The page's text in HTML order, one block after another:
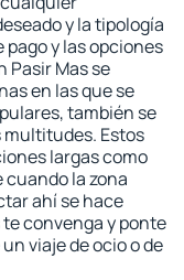
y la tipología
y las opciones
Pasir Mas se
en las que se
también se
Estos
largas como
la zona
ahí se hace
convenga y ponte
viaje de ocio o de